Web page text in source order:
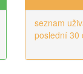
seznam
poslední 30